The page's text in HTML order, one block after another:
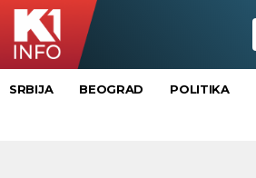
SRBIJA BEOGRAD POLITIKA